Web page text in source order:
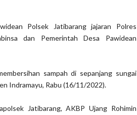
Polsek Jatibarang jajaran Polres
dan Pemerintah Desa Pawidean
sampah di sepanjang sungai
Indramayu, Rabu (16/11/2022).
Jatibarang, AKBP Ujang Rohimin